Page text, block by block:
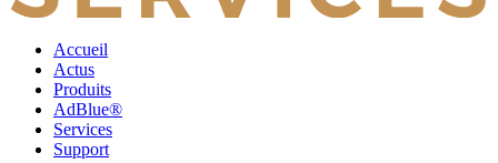
Accueil
Actus
Produits
AdBlue®
Services
Support